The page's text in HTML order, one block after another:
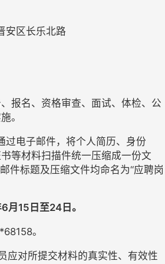
安区长乐北路
报名、资格审查、面试、体检、公
。
过电子邮件，将个人简历、身份
等材料扫描件统一压缩成一份文
件标题及压缩文件均命名为“应聘岗
月15日至24日。
。
应对所提交材料的真实性、有效性